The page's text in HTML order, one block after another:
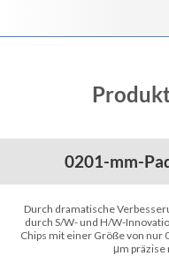
0201-mm-
Durch dramatische
durch S/W- und H/W-
Chips mit einer Größe von
μm präzise